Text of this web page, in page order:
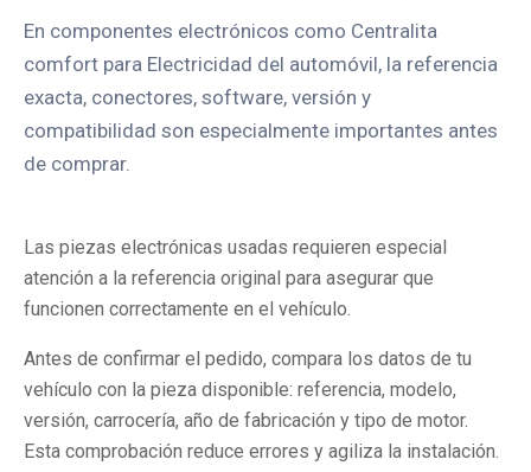
En componentes electrónicos como Centralita
comfort para Electricidad del automóvil, la referencia
exacta, conectores, software, versión y
compatibilidad son especialmente importantes antes
de comprar.
Las piezas electrónicas usadas requieren especial
atención a la referencia original para asegurar que
funcionen correctamente en el vehículo.
Antes de confirmar el pedido, compara los datos de tu
vehículo con la pieza disponible: referencia, modelo,
versión, carrocería, año de fabricación y tipo de motor.
Esta comprobación reduce errores y agiliza la instalación.